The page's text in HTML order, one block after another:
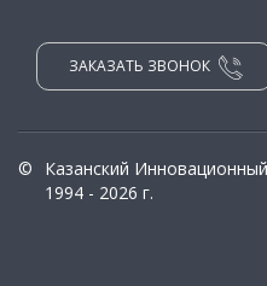
ЗАКАЗАТЬ ЗВОНОК
©
Казанский
1994 - 2026 г.